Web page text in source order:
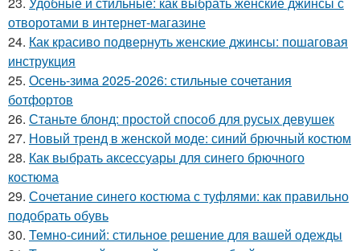
отворотами в интернет-магазине
24. Как красиво подвернуть женские джинсы: пошаговая
инструкция
25. Осень-зима 2025-2026: стильные сочетания
ботфортов
26. Станьте блонд: простой способ для русых девушек
27. Новый тренд в женской моде: синий брючный костюм
28. Как выбрать аксессуары для синего брючного
костюма
29. Сочетание синего костюма с туфлями: как правильно
подобрать обувь
30. Темно-синий: стильное решение для вашей одежды